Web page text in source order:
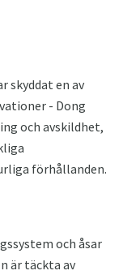
skyddat en av
- Dong
och avskildhet,
förhållanden.
och åsar
är täckta av